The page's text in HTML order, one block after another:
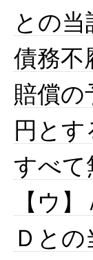
との
債務不
賠償の
円と
すべて
【ウ
Ｄと